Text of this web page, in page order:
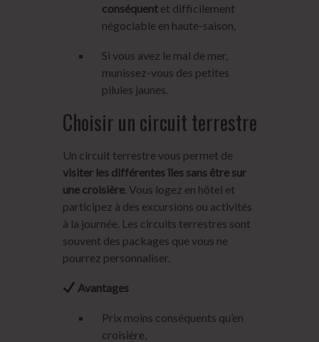
conséquentet difficilement
négociable en haute-saison,
Si vous avez le mal de mer,
munissez-vous des petites
pilules jaunes.
Choisir un circuit terrestre
Un circuit terrestre vous permet de
visiter les différentes îles sans être sur
une croisière. Vous logez en hôtel et
participez à des excursions ou activités
à la journée. Les circuits terrestres sont
souvent des packages que vous ne
pourrez personnaliser.
Avantages
Prix moins conséquents qu’en
croisière,